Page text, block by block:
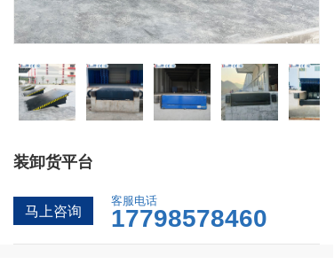
装卸货平台
马上咨询
客服电话
17798578460